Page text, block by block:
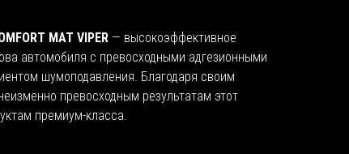
MAT VIPER — высокоэффективное
автомобиля с превосходными адгезионными
шумоподавления. Благодаря своим
превосходным результатам этот
премиум-класса.